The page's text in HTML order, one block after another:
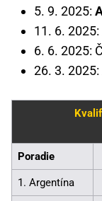
5. 9. 2025:
11. 6.
6. 6. 2025:
26. 3. 2025:
Poradie
1. Argentína